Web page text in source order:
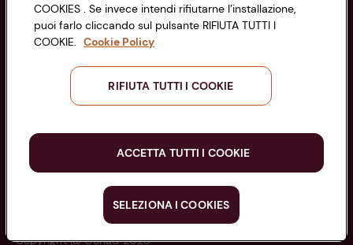
Seguici sui Social:
Copyright @ Conad 2025
COOKIES . Se invece intendi rifiutarne l’installazione,
puoi farlo cliccando sul pulsante RIFIUTA TUTTI I
COOKIE. Cookie Policy
RIFIUTA TUTTI I COOKIE
ACCETTA TUTTI I COOKIE
SELEZIONA I COOKIES